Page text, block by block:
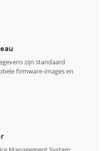
zijn standaard
firmware-images en